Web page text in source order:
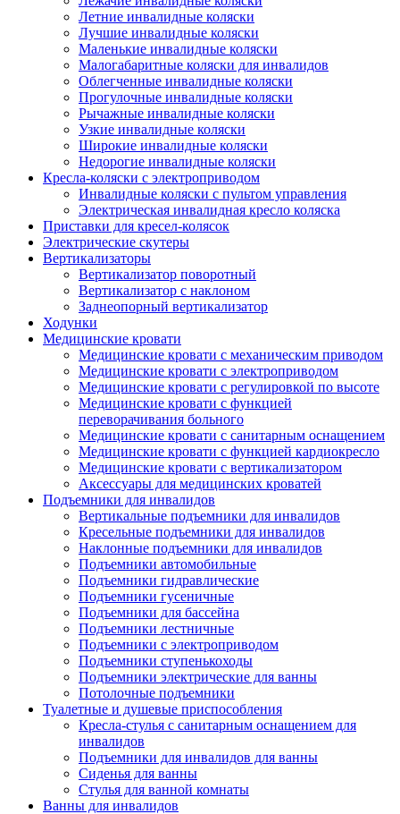
Летние инвалидные коляски
Лучшие инвалидные коляски
Маленькие инвалидные коляски
Малогабаритные коляски для инвалидов
Облегченные инвалидные коляски
Прогулочные инвалидные коляски
Рычажные инвалидные коляски
Узкие инвалидные коляски
Широкие инвалидные коляски
Недорогие инвалидные коляски
Кресла-коляски с электроприводом
Инвалидные коляски с пультом управления
Электрическая инвалидная кресло коляска
Приставки для кресел-колясок
Электрические скутеры
Вертикализаторы
Вертикализатор поворотный
Вертикализатор с наклоном
Заднеопорный вертикализатор
Ходунки
Медицинские кровати
Медицинские кровати с механическим приводом
Медицинские кровати с электроприводом
Медицинские кровати с регулировкой по высоте
Медицинские кровати с функцией
переворачивания больного
Медицинские кровати с санитарным оснащением
Медицинские кровати с функцией кардиокресло
Медицинские кровати с вертикализатором
Аксессуары для медицинских кроватей
Подъемники для инвалидов
Вертикальные подъемники для инвалидов
Кресельные подъемники для инвалидов
Наклонные подъемники для инвалидов
Подъемники автомобильные
Подъемники гидравлические
Подъемники гусеничные
Подъемники для бассейна
Подъемники лестничные
Подъемники с электроприводом
Подъемники ступенькоходы
Подъемники электрические для ванны
Потолочные подъемники
Туалетные и душевые приспособления
Кресла-стулья с санитарным оснащением для
инвалидов
Подъемники для инвалидов для ванны
Сиденья для ванны
Стулья для ванной комнаты
Ванны для инвалидов